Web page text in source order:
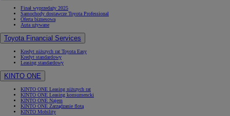
Finał wyprzedaży 2025
Samochody dostawcze Toyota Professional
Oferta biznesowa
Auta używane
Toyota Financial Services
Kredyt niższych rat Toyota Easy
Kredyt standardowy
Leasing standardowy
KINTO ONE
KINTO ONE Leasing niższych rat
KINTO ONE Leasing konsumencki
KINTO ONE Najem
KINTO ONE Zarządzanie flotą
KINTO Mobility